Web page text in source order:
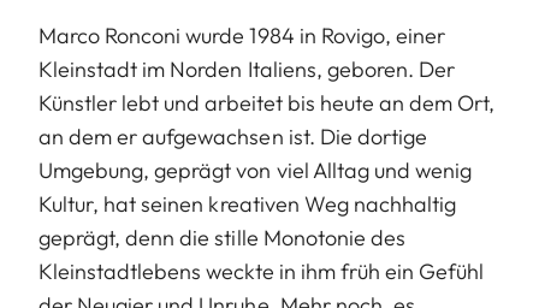
Marco Ronconi wurde 1984 in Rovigo, einer
Kleinstadt im Norden Italiens, geboren. Der
Künstler lebt und arbeitet bis heute an dem Ort,
an dem er aufgewachsen ist. Die dortige
Umgebung, geprägt von viel Alltag und wenig
Kultur, hat seinen kreativen Weg nachhaltig
geprägt, denn die stille Monotonie des
Kleinstadtlebens weckte in ihm früh ein Gefühl